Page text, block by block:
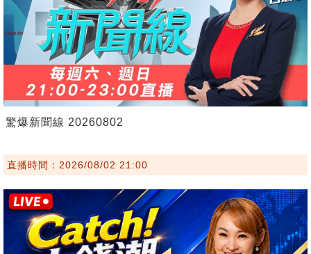
驚爆新聞線 20260802
直播時間：2026/08/02 21:00